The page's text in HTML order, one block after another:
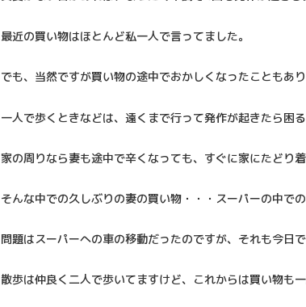
最近の買い物はほとんど私一人で言ってました。
でも、当然ですが買い物の途中でおかしくなったこともあり
一人で歩くときなどは、遠くまで行って発作が起きたら困
家の周りなら妻も途中で辛くなっても、すぐに家にたどり
そんな中での久しぶりの妻の買い物・・・スーパーの中で
問題はスーパーへの車の移動だったのですが、それも今日で
散歩は仲良く二人で歩いてますけど、これからは買い物も一